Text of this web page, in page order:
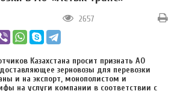
2657
Казахстана просит признать АО
зерновозы для перевозки
и на экспорт, монополистом и
на услуги компании в соответствии с